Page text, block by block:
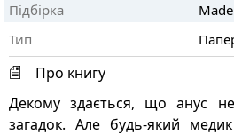
Підбірка
Тип
Про книгу
Декому здається, що анус
загадок. Але будь-який